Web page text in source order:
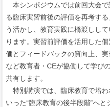
本シンポジウムでは前回大会
る臨床実習前後の評価を再考す
う活かし、教育実践に橋渡しし
ります。実習前評価を活用した
価とフィードバックの質向上、
など教育者・CEが協働して学び
共有します。
特別講演では、臨床教育で培わ
いった“臨床教育の後半段階”へ